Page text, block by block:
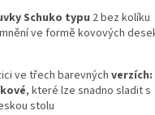
Schuko typu 2 bez kolíku
ve formě kovových
ve třech barevných
, které lze snadno sladit s
stolu